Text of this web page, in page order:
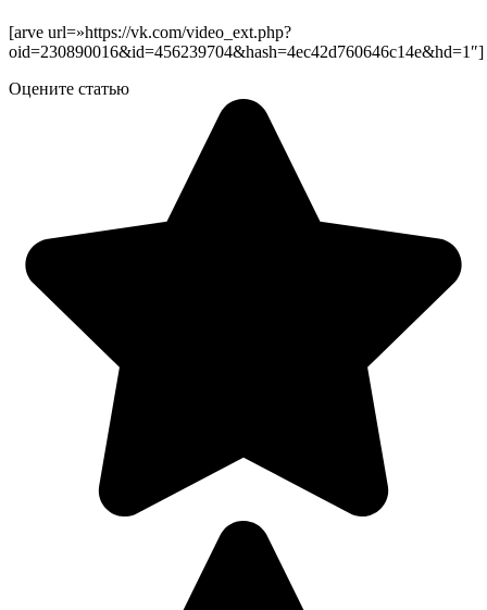
[arve url=»https://vk.com/video_ext.php?
oid=230890016&id=456239704&hash=4ec42d760646c14e&hd=1″]
Оцените статью